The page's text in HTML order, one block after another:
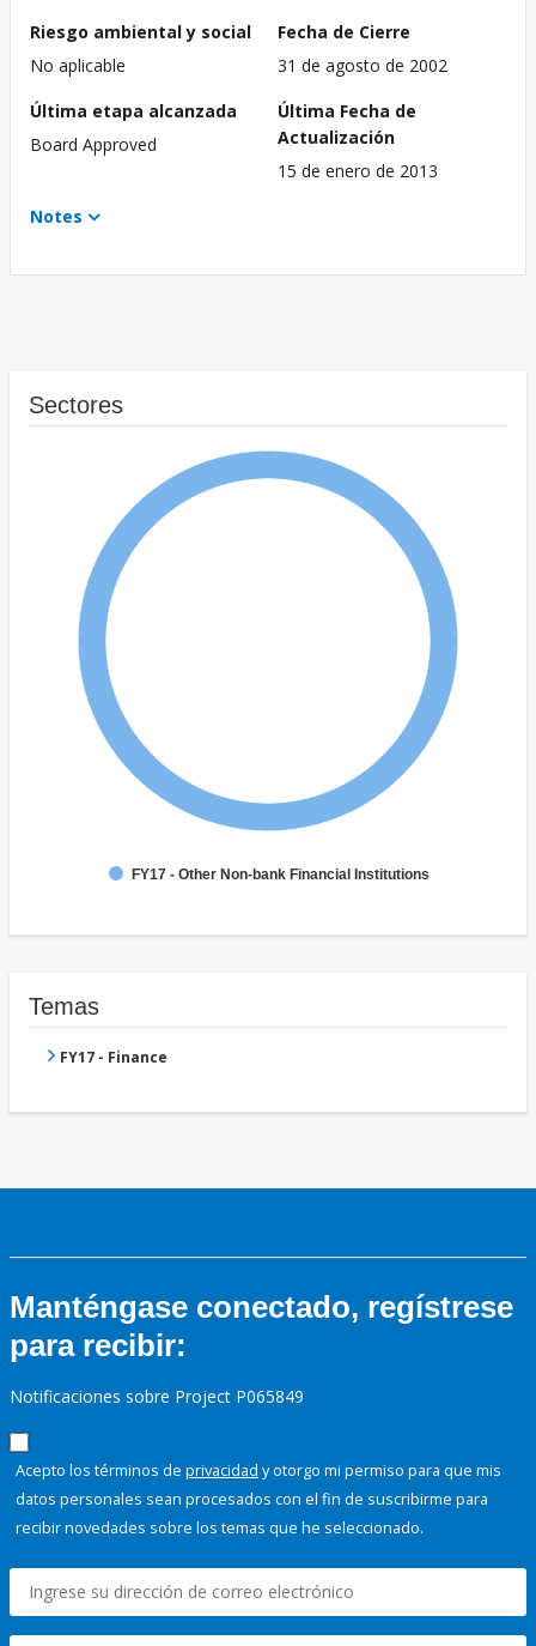
Riesgo ambiental y social
No aplicable
Fecha de Cierre
31 de agosto de 2002
Última etapa alcanzada
Board Approved
Última Fecha de
Actualización
15 de enero de 2013
Notes
Sectores
FY17 - Other Non-bank Financial Institutions
Temas
FY17 - Finance
Manténgase conectado, regístrese
para recibir:
Notificaciones sobre Project P065849
Acepto los términos de privacidad y otorgo mi permiso para que mis
datos personales sean procesados con el fin de suscribirme para
recibir novedades sobre los temas que he seleccionado.